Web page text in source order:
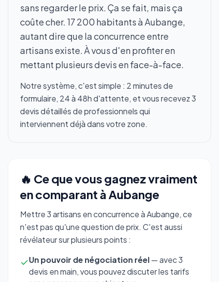
sans regarder le prix. Ça se fait, mais ça
coûte cher. 17 200 habitants à Aubange,
autant dire que la concurrence entre
artisans existe. À vous d'en profiter en
mettant plusieurs devis en face-à-face.
Notre système, c'est simple : 2 minutes de
formulaire, 24 à 48h d'attente, et vous recevez 3
devis détaillés de professionnels qui
interviennent déjà dans votre zone.
🔥 Ce que vous gagnez vraiment
en comparant à Aubange
Mettre 3 artisans en concurrence à Aubange, ce
n'est pas qu'une question de prix. C'est aussi
révélateur sur plusieurs points :
✓Un pouvoir de négociation réel— avec 3
devis en main, vous pouvez discuter les tarifs